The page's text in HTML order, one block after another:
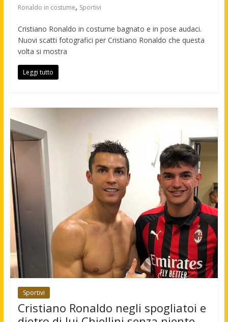
Ronaldo in costume, Sportivi
Cristiano Ronaldo in costume bagnato e in pose audaci.
Nuovi scatti fotografici per Cristiano Ronaldo che questa
volta si mostra
Leggi tutto
Sportivi
Cristiano Ronaldo negli spogliatoi e